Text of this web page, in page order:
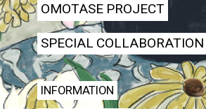
OMOTASE PROJECT
SPECIAL COLLABORATION
INFORMATION